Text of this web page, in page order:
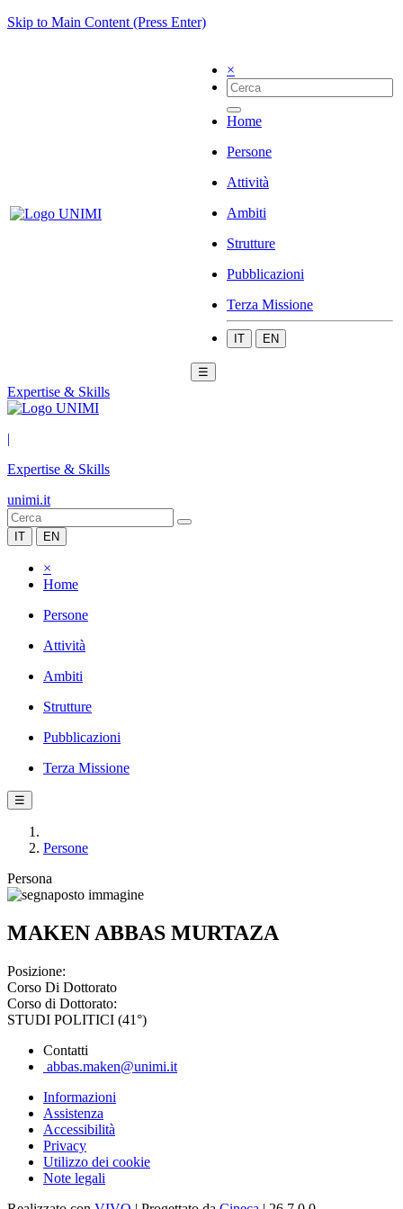
Skip to Main Content (Press Enter)
×
Home
Persone
Attività
Ambiti
Strutture
Pubblicazioni
Terza Missione
IT EN
☰
Expertise & Skills
|
Expertise & Skills
unimi.it
IT EN
×
Home
Persone
Attività
Ambiti
Strutture
Pubblicazioni
Terza Missione
☰
Persone
Persona
MAKEN ABBAS MURTAZA
Posizione:
Corso Di Dottorato
Corso di Dottorato:
STUDI POLITICI (41°)
Contatti
abbas.maken@unimi.it
Informazioni
Assistenza
Accessibilità
Privacy
Utilizzo dei cookie
Note legali